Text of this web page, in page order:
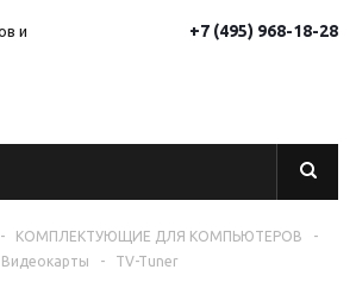
+7 (495) 968-18-28
- КОМПЛЕКТУЮЩИЕ ДЛЯ КОМПЬЮТЕРОВ
-
Видеокарты
- TV-Tuner